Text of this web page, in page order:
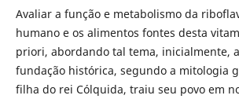
Avaliar a função e metabolismo da
humano e os alimentos fontes desta
priori, abordando tal tema, inicialmente,
fundação histórica, segundo a mitologia
filha do rei Cólquida, traiu seu povo em